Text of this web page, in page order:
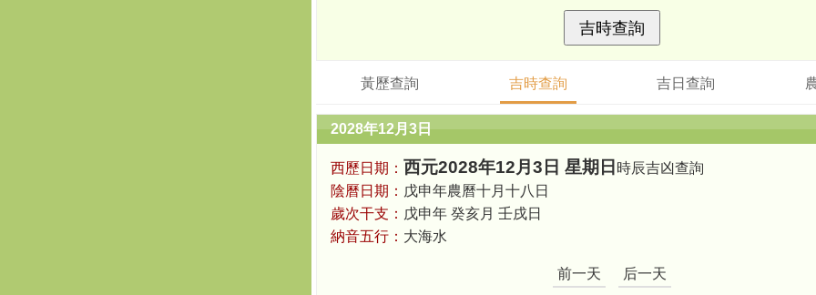
黃歷查詢 吉時查詢 吉日查詢
2028年12月3日
西歷日期： 西元2028年12月3日 星期日 時辰吉凶查詢
陰曆日期： 戊申年農曆十月十八日
歲次干支： 戊申年 癸亥月 壬戌日
納音五行： 大海水
前一天 后一天